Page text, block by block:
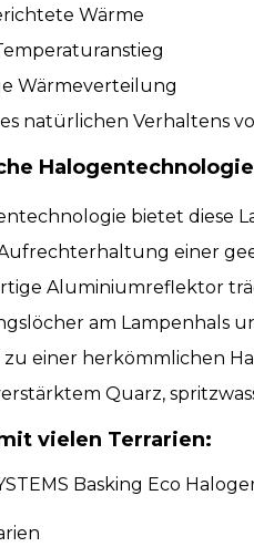
Wärme
Wärmeverteilung
natürlichen Verhaltens
bietet diese
einer
Aluminiumreflektor
am Lampenhals
zu einer herkömmlichen
Quarz,
vielen Terrarien:
Basking Eco